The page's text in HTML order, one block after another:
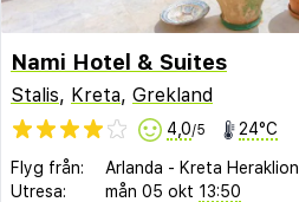
Nami Hotel & Suites
Stalis, Kreta, Grekland
4,0/5 24°C
Flyg från: Arlanda - Kreta Heraklion
Utresa:
mån 05 okt 13:50